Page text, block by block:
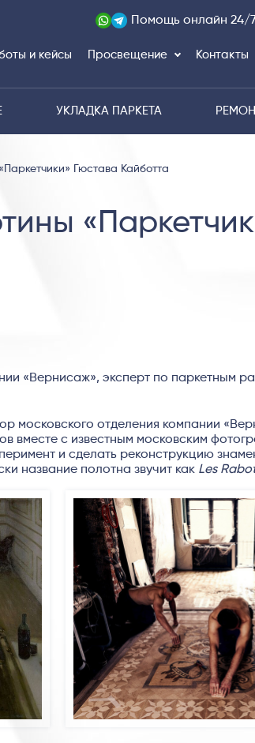
и кейсы Просвещение Контакты
Помощь онлайн 24/
УКЛАДКА ПАРКЕТА
Гюстава Кайботта
«Вернисаж», эксперт по паркетным
московского отделения компании
вместе с известным московским
и сделать реконструкцию
название полотна звучит как Les